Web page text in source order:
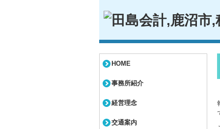
HOME
事務所紹介
経営理念
交通案内